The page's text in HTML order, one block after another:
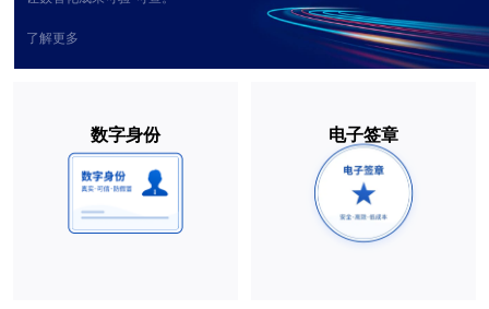
了解更多
数字身份 电子签章